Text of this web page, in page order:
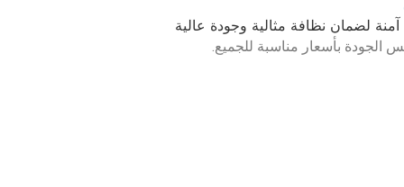
الجودة بأسعار مناسبة للجميع.